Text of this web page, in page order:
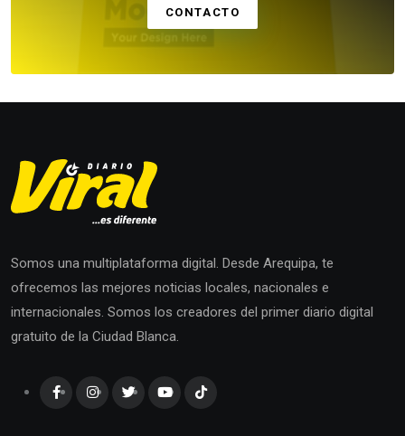
CONTACTO
Somos una multiplataforma digital. Desde Arequipa, te
ofrecemos las mejores noticias locales, nacionales e
internacionales. Somos los creadores del primer diario digital
gratuito de la Ciudad Blanca.